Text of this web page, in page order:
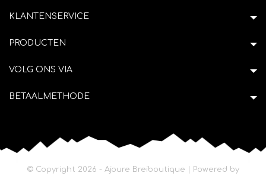
KLANTENSERVICE
PRODUCTEN
VOLG ONS VIA
BETAALMETHODE
© Copyright 2026 - Ajoure Breiboutique | Powered by